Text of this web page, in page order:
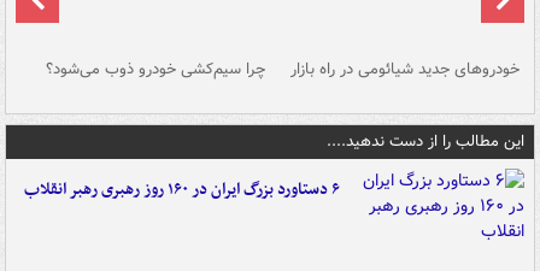
خودروهای جدید شیائومی در راه بازار چرا سیم‌کشی خودرو ذوب می‌شود؟
این مطالب را از دست ندهید....
۶ دستاورد بزرگ ایران در ۱۶۰ روز رهبری رهبر انقلاب